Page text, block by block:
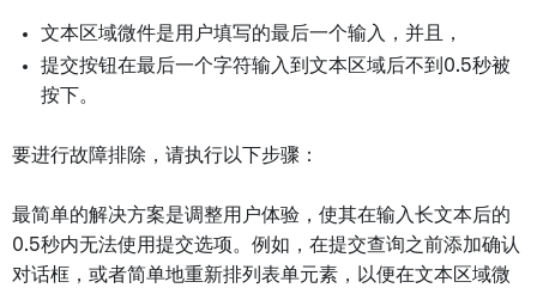
文本区域微件是用户填写的最后一个输入，并且，
提交按钮在最后一个字符输入到文本区域后不到0.5秒被
按下。
要进行故障排除，请执行以下步骤：
最简单的解决方案是调整用户体验，使其在输入长文本后的
0.5秒内无法使用提交选项。例如，在提交查询之前添加确认
对话框，或者简单地重新排列表单元素，以便在文本区域微